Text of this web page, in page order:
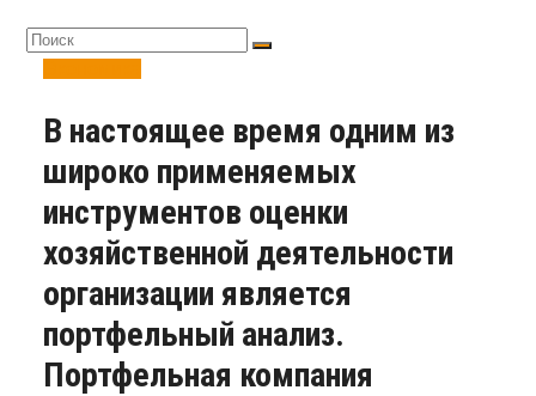
В настоящее время одним из
широко применяемых
инструментов оценки
хозяйственной деятельности
организации является
портфельный анализ.
Портфельная компания